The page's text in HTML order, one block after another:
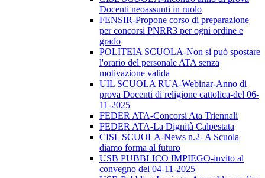
Docenti neoassunti in ruolo
FENSIR-Propone corso di preparazione
per concorsi PNRR3 per ogni ordine e
grado
POLITEIA SCUOLA-Non si può spostare
l'orario del personale ATA senza
motivazione valida
UIL SCUOLA RUA-Webinar-Anno di
prova Docenti di religione cattolica-del 06-
11-2025
FEDER ATA-Concorsi Ata Triennali
FEDER ATA-La Dignità Calpestata
CISL SCUOLA-News n.2- A Scuola
diamo forma al futuro
USB PUBBLICO IMPIEGO-invito al
convegno del 04-11-2025